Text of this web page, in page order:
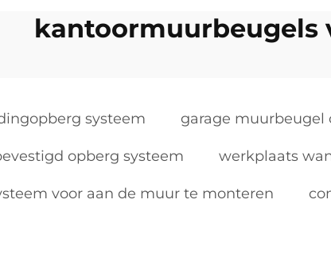
kantoormuurbeugels
systeem garage muurbeugel
opberg systeem werkplaats
voor aan de muur te monteren